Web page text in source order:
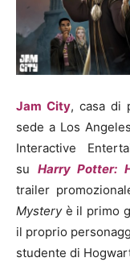
Jam City, casa di
sede a Los
Interactive
su Harry Potter:
trailer
Mysteryè il primo
il proprio
studente di